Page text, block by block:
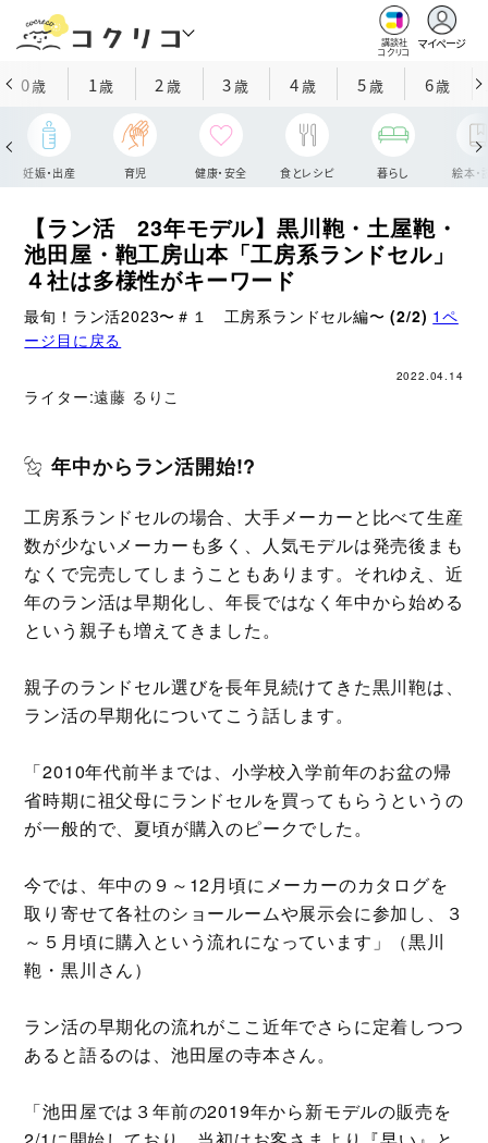
講談社
コクリコ
マイページ
0歳 1歳 2 歳 3歳 4歳 5歳 6歳
妊娠・出産 育児 健康・安全 食とレシピ 暮らし 絵本・
【ラン活 23年モデル】黒川鞄・土屋鞄・
池田屋・鞄工房山本「工房系ランドセル」
４社は多様性がキーワード
最旬！ラン活2023〜＃１ 工房系ランドセル編〜(2/2) 1ペ
ージ目に戻る
2022.04.14
ライター:遠藤 るりこ
年中からラン活開始!?
工房系ランドセルの場合、大手メーカーと比べて生産
数が少ないメーカーも多く、人気モデルは発売後まも
なくで完売してしまうこともあります。それゆえ、近
年のラン活は早期化し、年長ではなく年中から始める
という親子も増えてきました。
親子のランドセル選びを長年見続けてきた黒川鞄は、
ラン活の早期化についてこう話します。
「2010年代前半までは、小学校入学前年のお盆の帰
省時期に祖父母にランドセルを買ってもらうというの
が一般的で、夏頃が購入のピークでした。
今では、年中の９～12月頃にメーカーのカタログを
取り寄せて各社のショールームや展示会に参加し、３
～５月頃に購入という流れになっています」（黒川
鞄・黒川さん）
ラン活の早期化の流れがここ近年でさらに定着しつつ
あると語るのは、池田屋の寺本さん。
「池田屋では３年前の2019年から新モデルの販売を